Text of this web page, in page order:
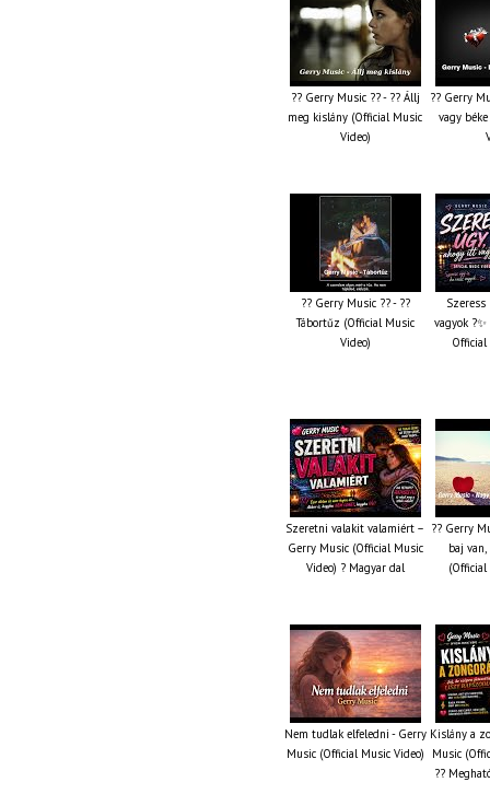
?? Gerry Music ?? - ?? Állj
meg kislány (Official Music
Video)
?? Gerry
vagy
?? Gerry Music ?? - ??
Tábortűz (Official Music
Video)
Szeress
vagyok
Official
Szeretni valakit valamiért –
Gerry Music (Official Music
Video) ? Magyar dal
?? Gerry
baj
(Official
Nem tudlak elfeledni - Gerry
Music (Official Music Video)
Kislány a
Music
??